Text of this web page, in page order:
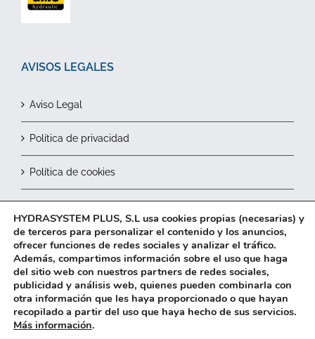
AVISOS LEGALES
Aviso Legal
Política de privacidad
Política de cookies
2026© HYDRASYSTEM Plus, S.L.
HYDRASYSTEM PLUS, S.L usa cookies propias (necesarias) y
de terceros para personalizar el contenido y los anuncios,
ofrecer funciones de redes sociales y analizar el tráfico.
Además, compartimos información sobre el uso que haga
del sitio web con nuestros partners de redes sociales,
publicidad y análisis web, quienes pueden combinarla con
otra información que les haya proporcionado o que hayan
recopilado a partir del uso que haya hecho de sus servicios.
Más información.